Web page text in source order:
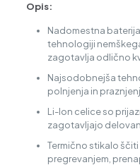
Opis:
Nadomestna
tehnologiji
zagotavlja odlično
Najsodobnejša
polnjenja in
Li-Ion celice so
zagotavljajo
Termično stikalo
pregrevanjem,